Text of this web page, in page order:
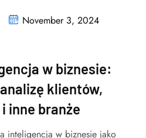
November 3, 2024
w biznesie:
klientów,
inne branże
inteligencja w biznesie jako